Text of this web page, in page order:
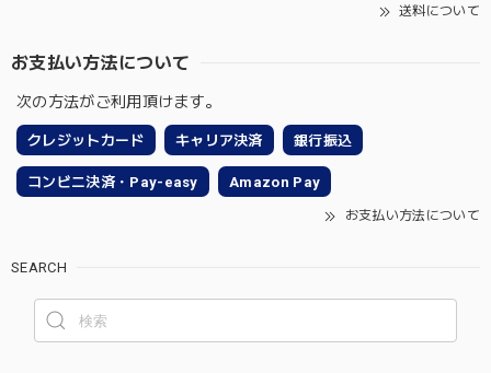
送料について
お支払い方法について
次の方法がご利用頂けます。
クレジットカード キャリア決済 銀行振込
コンビニ決済・Pay-easy Amazon Pay
お支払い方法について
SEARCH